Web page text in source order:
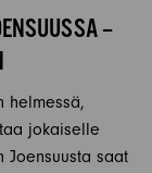
–
helmessä,
jokaiselle
Joensuusta saat